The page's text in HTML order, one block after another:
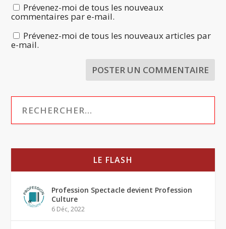
Prévenez-moi de tous les nouveaux
commentaires par e-mail.
Prévenez-moi de tous les nouveaux articles par
e-mail.
LE FLASH
Profession Spectacle devient Profession
Culture
6 Déc, 2022